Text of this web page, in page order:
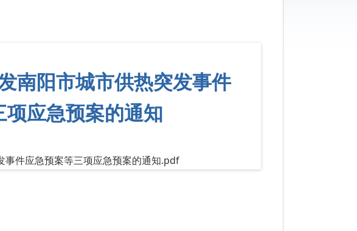
南阳市城市供热突发事件
应急预案的通知
事件应急预案等三项应急预案的通知.pdf